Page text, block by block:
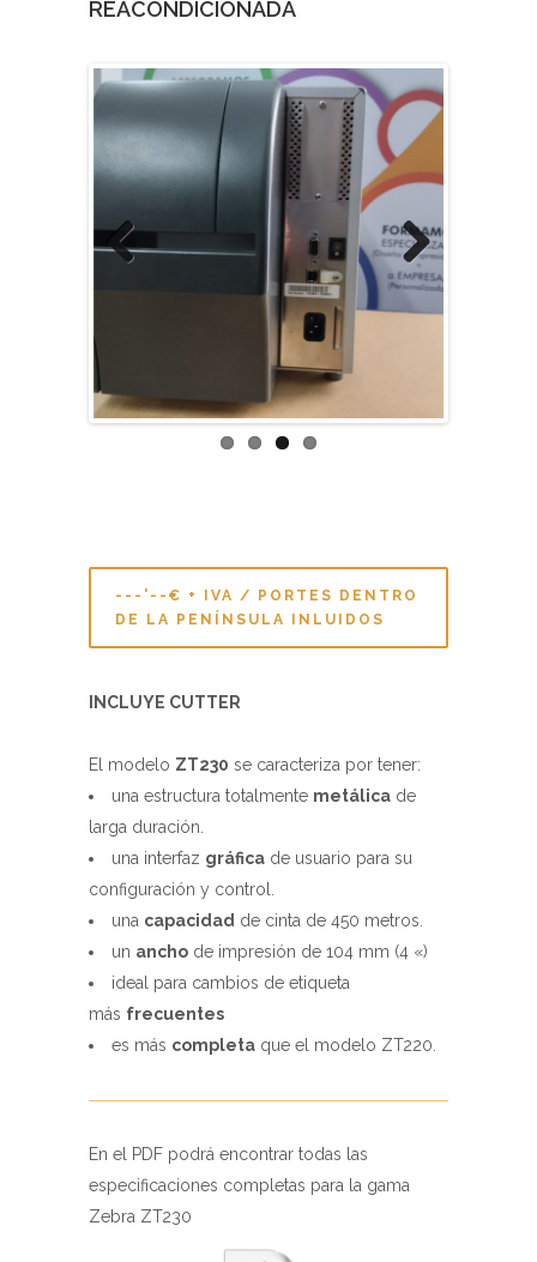
REACONDICIONADA
Next
---'--€ + IVA / PORTES DENTRO
DE LA PENÍNSULA INLUIDOS
INCLUYE CUTTER
El modelo ZT230 se caracteriza por tener:
una estructura totalmente metálica de
larga duración.
una interfaz gráfica de usuario para su
configuración y control.
una capacidad de cinta de 450 metros.
un ancho de impresión de 104 mm (4 «)
ideal para cambios de etiqueta
más frecuentes
es más completa que el modelo ZT220.
En el PDF podrá encontrar todas las
especificaciones completas para la gama
Zebra ZT230